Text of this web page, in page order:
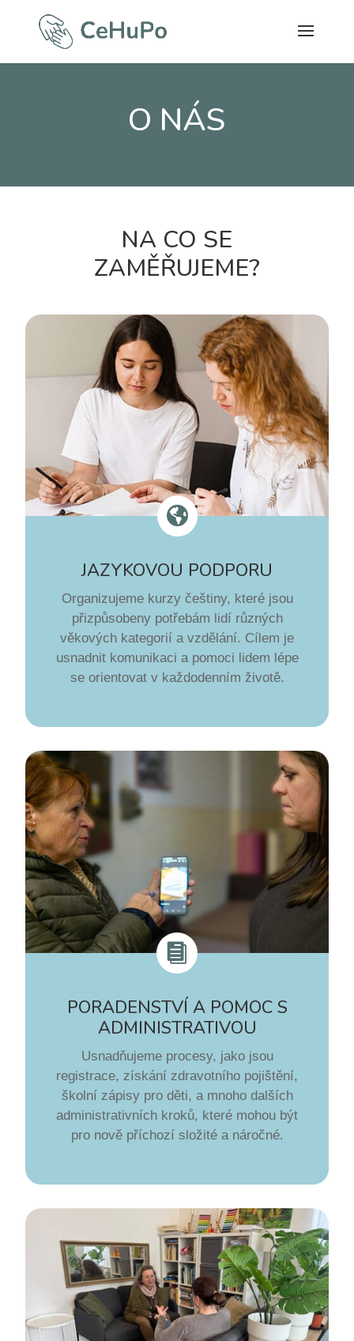
O NÁS
NA CO SE
ZAMĚŘUJEME?

JAZYKOVOU PODPORU
Organizujeme kurzy češtiny, které jsou
přizpůsobeny potřebám lidí různých
věkových kategorií a vzdělání. Cílem je
usnadnit komunikaci a pomoci lidem lépe
se orientovat v každodenním životě.

PORADENSTVÍ A POMOC S
ADMINISTRATIVOU
Usnadňujeme procesy, jako jsou
registrace, získání zdravotního pojištění,
školní zápisy pro děti, a mnoho dalších
administrativních kroků, které mohou být
pro nově příchozí složité a náročné.